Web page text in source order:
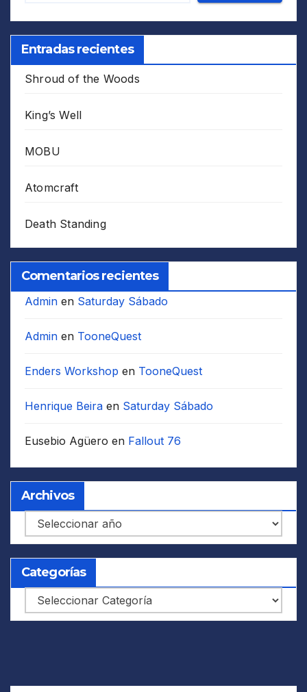
Entradas recientes
Shroud of the Woods
King’s Well
MOBU
Atomcraft
Death Standing
Comentarios recientes
Admin en Saturday Sábado
Admin en TooneQuest
Enders Workshop en TooneQuest
Henrique Beira en Saturday Sábado
Eusebio Agüero en Fallout 76
Archivos
Archivos
Categorías
Categorías